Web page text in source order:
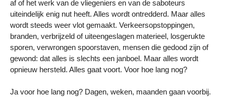
af of het werk van de vliegeniers en van de saboteurs
uiteindelijk enig nut heeft. Alles wordt ontredderd. Maar alles
wordt steeds weer vlot gemaakt. Verkeersopstoppingen,
branden, verbrijzeld of uiteengeslagen materieel, losgerukte
sporen, verwrongen spoorstaven, mensen die gedood zijn of
gewond: dat alles is slechts een janboel. Maar alles wordt
opnieuw hersteld. Alles gaat voort. Voor hoe lang nog?
Ja voor hoe lang nog? Dagen, weken, maanden gaan voorbij.